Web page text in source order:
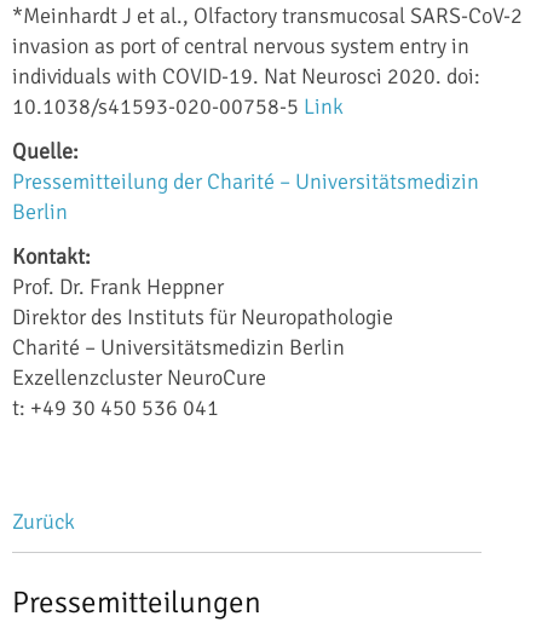
*Meinhardt J et al., Olfactory transmucosal SARS-CoV-2
invasion as port of central nervous system entry in
individuals with COVID-19. Nat Neurosci 2020. doi:
10.1038/s41593-020-00758-5 Link
Quelle:
Pressemitteilung der Charité – Universitätsmedizin
Berlin
Kontakt:
Prof. Dr. Frank Heppner
Direktor des Instituts für Neuropathologie
Charité – Universitätsmedizin Berlin
Exzellenzcluster NeuroCure
t: +49 30 450 536 041
Zurück
Pressemitteilungen